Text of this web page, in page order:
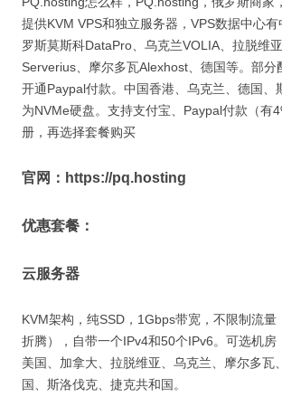
提供KVM VPS和独立服务器，VPS数据中心
罗斯莫斯科DataPro、乌克兰VOLIA、拉脱维
Serverius、摩尔多瓦Alexhost、德国等。部分
开通Paypal付款。中国香港、乌克兰、德国、
为NVMe硬盘。支持支付宝、Paypal付款（有
册，再选择套餐购买
官网：https://pq.hosting
优惠套餐：
云服务器
KVM架构，纯SSD，1Gbps带宽，不限制流量
折腾），自带一个IPv4和50个IPv6。可选机房
美国、加拿大、拉脱维亚、乌克兰、摩尔多瓦
国、斯洛伐克、捷克共和国。